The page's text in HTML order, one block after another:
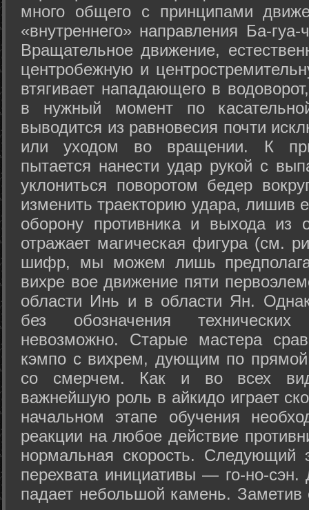
много общего с принципами
«внутреннего» направления Ба-
Вращательное движение,
центробежную и
втягивает нападающего в
в нужный момент по
выводится из равновесия почти
или уходом во вращении. К
пытается нанести удар рукой с
уклониться поворотом бедер
изменить траекторию удара, лишив
оборону противника и выхода из
отражает магическая фигура (см.
шифр, мы можем лишь
вихре вое движение пяти
области Инь и в области Ян.
без обозначения
невозможно. Старые мастера
кэмпо с вихрем, дующим по
со смерчем. Как и во всех
важнейшую роль в айкидо играет
начальном этапе обучения
реакции на любое действие
нормальная скорость.
перехвата инициативы — го-но-
падает небольшой камень.